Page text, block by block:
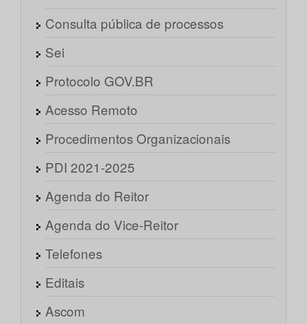
Consulta pública de processos
Sei
Protocolo GOV.BR
Acesso Remoto
Procedimentos Organizacionais
PDI 2021-2025
Agenda do Reitor
Agenda do Vice-Reitor
Telefones
Editais
Ascom